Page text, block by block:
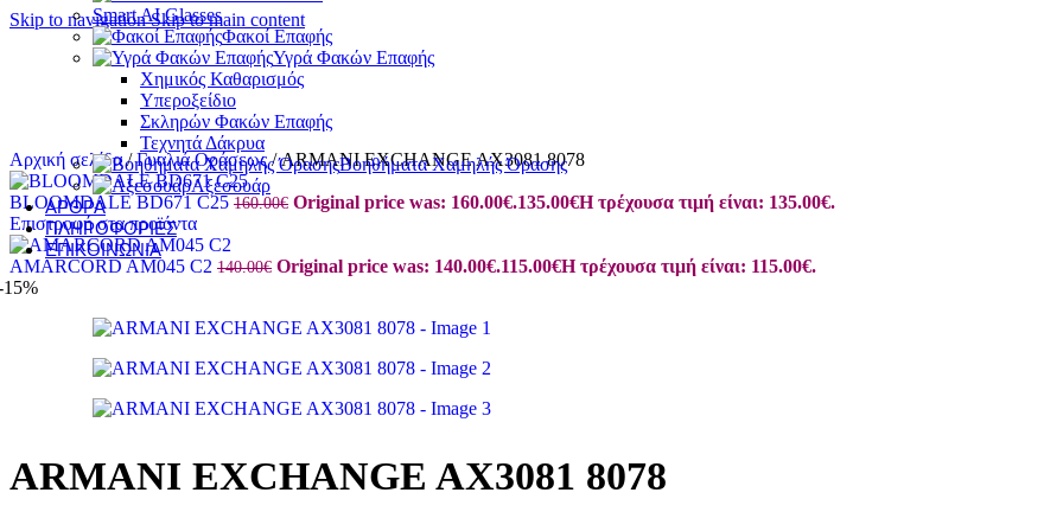
Skip to navigationSkip to main content
Smart AI Glasses
Φακοί Επαφής
Υγρά Φακών Επαφής
Χημικός Καθαρισμός
Υπεροξείδιο
Σκληρών Φακών Επαφής
Τεχνητά Δάκρυα
Βοηθήματα Χαμηλής Όρασης
Αξεσουάρ
ΆΡΘΡΑ
ΠΛΗΡΟΦΟΡΊΕΣ
ΕΠΙΚΟΙΝΩΝΊΑ
Αρχική σελίδα/ Γυαλιά Οράσεως/ ARMANI EXCHANGE AX3081 8078
BLOOMDALE BD671 C25 160.00€ Original price was: 160.00€.135.00€Η τρέχουσα τιμή είναι: 135.00€.
Επιστροφή στα προϊόντα
AMARCORD AM045 C2 140.00€ Original price was: 140.00€.115.00€Η τρέχουσα τιμή είναι: 115.00€.
15%
ARMANI EXCHANGE AX3081 8078